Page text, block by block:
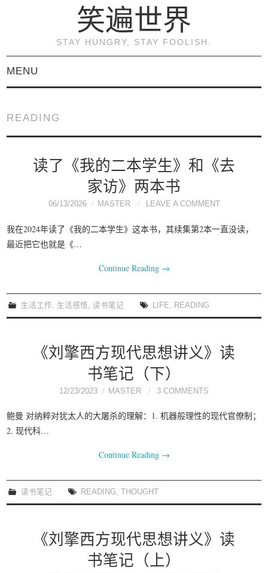
笑遍世界
STAY HUNGRY, STAY FOOLISH.
MENU
（连载）
《KVM虚拟化技术：实
战与原理解析》
READING
读了《我的二本学生》和《去
家访》两本书
06/13/2026 MASTER LEAVE A COMMENT
我在2024年读了《我的二本学生》这本书，其续集第2本一直没读，
最近把它也就是《…
Continue Reading →
生活工作 生活感悟 ,读书笔记 LIFE READING
《刘擎西方现代思想讲义》读
书笔记（下）
12/23/2023 MASTER 3 COMMENTS
鲍曼 对纳粹对犹太人的大屠杀的理解：1. 机器般理性的现代官僚制；
2. 现代科…
Continue Reading →
读书笔记 READING, THOUGHT
《刘擎西方现代思想讲义》读
书笔记（上）